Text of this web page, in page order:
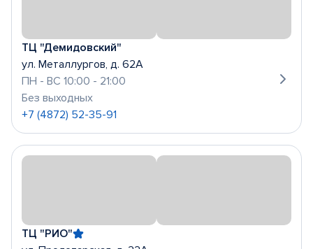
ТЦ "Демидовский"
ул. Металлургов, д. 62А
ПН - ВС 10:00 - 21:00
Без выходных
+7 (4872) 52-35-91
ТЦ "РИО"